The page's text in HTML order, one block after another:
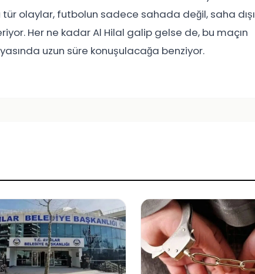
olaylar, futbolun sadece sahada değil, saha dışı
Her ne kadar Al Hilal galip gelse de, bu maçın
uzun süre konuşulacağa benziyor.